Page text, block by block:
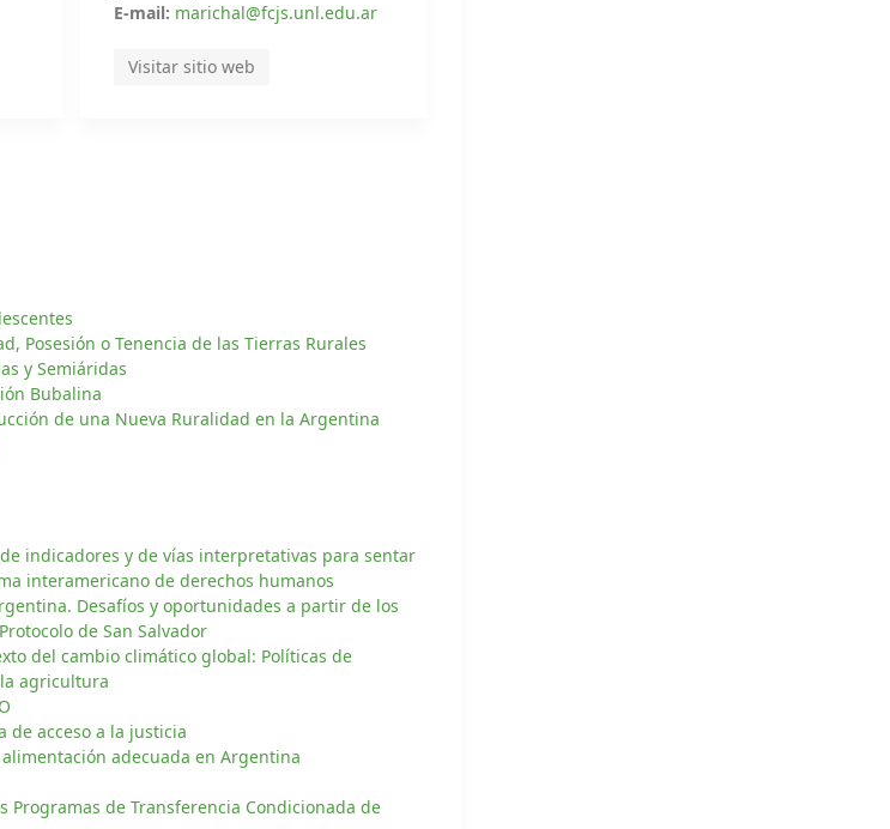
E-mail: marichal@fcjs.unl.edu.ar
Visitar sitio web
Posesión o Tenencia de las Tierras Rurales
y Semiáridas
Bubalina
de una Nueva Ruralidad en la Argentina
indicadores y de vías interpretativas para sentar
interamericano de derechos humanos
Desafíos y oportunidades a partir de los
de San Salvador
del cambio climático global: Políticas de
agricultura
de acceso a la justicia
adecuada en Argentina
Programas de Transferencia Condicionada de